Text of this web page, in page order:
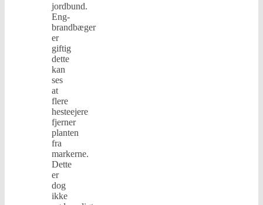
jordbund.
Eng-
brandbæger
er
giftig
dette
kan
ses
at
flere
hesteejere
fjerner
planten
fra
markerne.
Dette
er
dog
ikke